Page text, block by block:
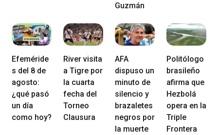
Guzmán
Efeméride
s del 8 de
agosto:
¿qué pasó
un día
como hoy?
River visita
a Tigre por
la cuarta
fecha del
Torneo
Clausura
AFA
dispuso un
minuto de
silencio y
brazaletes
negros por
la muerte
Politólogo
brasileño
afirma que
Hezbolá
opera en la
Triple
Frontera